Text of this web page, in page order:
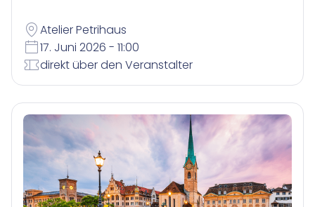
Atelier Petrihaus
17. Juni 2026 - 11:00
direkt über den Veranstalter